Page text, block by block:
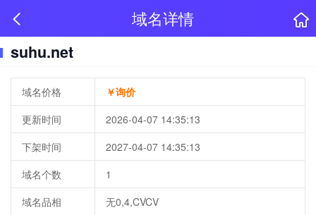
域名详情
suhu.net
域名价格
￥询价
更新时间
2026-04-07 14:35:13
下架时间
2027-04-07 14:35:13
域名个数
1
域名品相
无0,4,CVCV